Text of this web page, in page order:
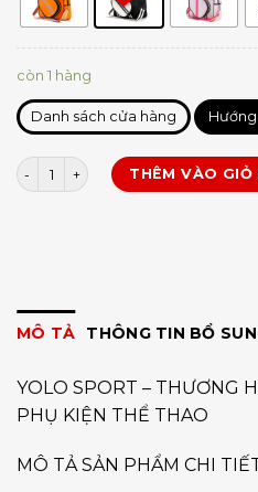
còn 1 hàng
Danh sách cửa hàng
Túi đựng vợt pickleball Neoprene
THÊM VÀO GIỎ
MÔ TẢ THÔNG TIN BỔ
YOLO SPORT – THƯƠNG
PHỤ KIỆN THỂ THAO
MÔ TẢ SẢN PHẨM CHI